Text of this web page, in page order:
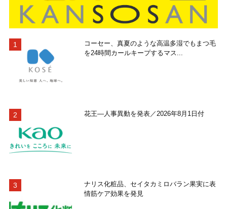
コーセー、真夏のような高温多湿でもまつ毛
を24時間カールキープするマス...
花王―人事異動を発表／2026年8月1日付
ナリス化粧品、セイタカミロバラン果実に表
情筋ケア効果を発見